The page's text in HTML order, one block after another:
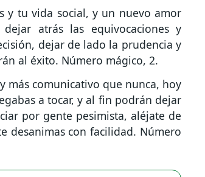
y tu vida social, y un nuevo amor
atrás las equivocaciones y
dejar de lado la prudencia y
al éxito. Número mágico, 2.
más comunicativo que nunca, hoy
a tocar, y al fin podrán dejar
por gente pesimista, aléjate de
desanimas con facilidad. Número